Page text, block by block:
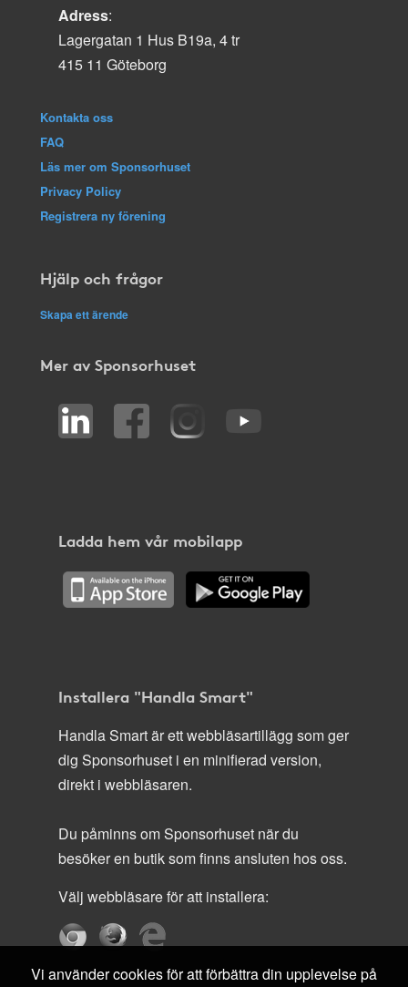
Adress:
Lagergatan 1 Hus B19a, 4 tr
415 11 Göteborg
Kontakta oss
FAQ
Läs mer om Sponsorhuset
Privacy Policy
Registrera ny förening
Hjälp och frågor
Skapa ett ärende
Mer av Sponsorhuset
Ladda hem vår mobilapp
Installera "Handla Smart"
Handla Smart är ett webbläsartillägg som ger
dig Sponsorhuset i en minifierad version,
direkt i webbläsaren.
Du påminns om Sponsorhuset när du
besöker en butik som finns ansluten hos oss.
Välj webbläsare för att installera:
Vi använder cookies för att förbättra din upplevelse på